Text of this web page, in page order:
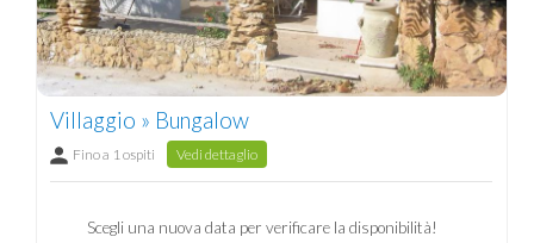
Villaggio » Bungalow
Fino a 1 ospiti Vedi dettaglio
Scegli una nuova data per verificare la disponibilità!